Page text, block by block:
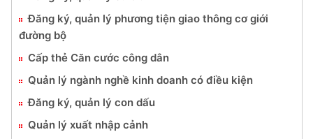
Đăng ký, quản lý phương tiện giao thông cơ giới
đường bộ
Cấp thẻ Căn cước công dân
Quản lý ngành nghề kinh doanh có điều kiện
Đăng ký, quản lý con dấu
Quản lý xuất nhập cảnh